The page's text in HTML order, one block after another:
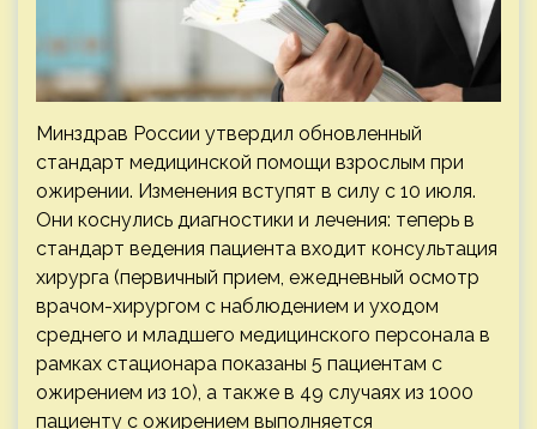
Минздрав России утвердил обновленный
стандарт медицинской помощи взрослым при
ожирении. Изменения вступят в силу с 10 июля.
Они коснулись диагностики и лечения: теперь в
стандарт ведения пациента входит консультация
хирурга (первичный прием, ежедневный осмотр
врачом-хирургом с наблюдением и уходом
среднего и младшего медицинского персонала в
рамках стационара показаны 5 пациентам с
ожирением из 10), а также в 49 случаях из 1000
пациенту с ожирением выполняется